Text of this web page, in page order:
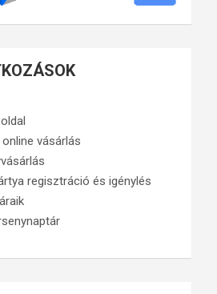
vásárlás
regisztráció és igénylés